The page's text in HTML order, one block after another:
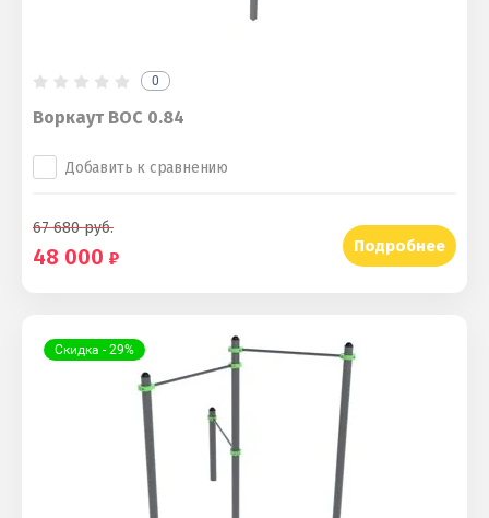
0
Воркаут ВОС 0.84
Добавить к сравнению
67 680руб.
48 000 Подробнее
Скидка - 29%